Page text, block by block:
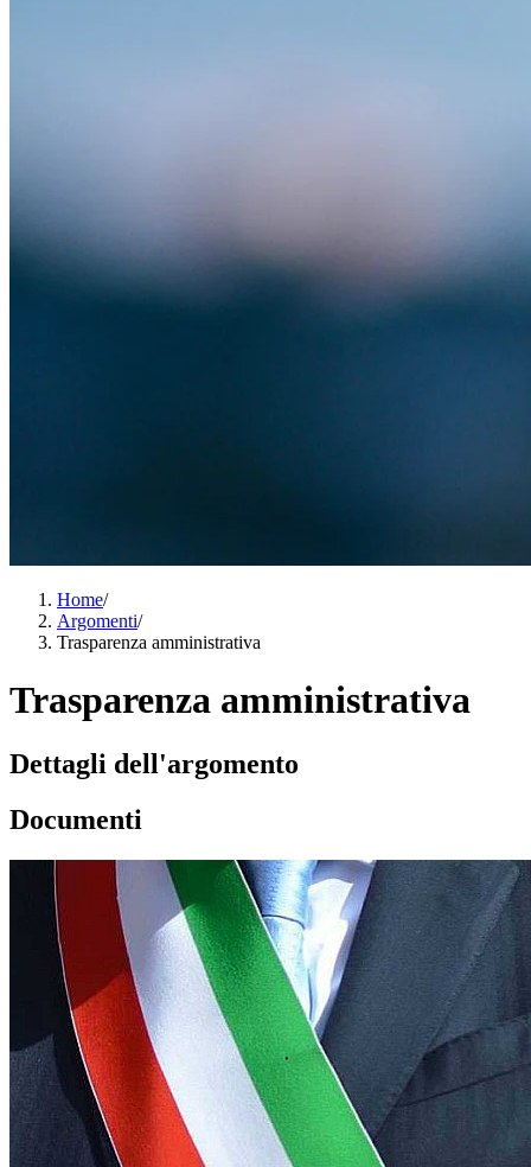
Home/
Argomenti/
Trasparenza amministrativa
Trasparenza amministrativa
Dettagli dell'argomento
Documenti